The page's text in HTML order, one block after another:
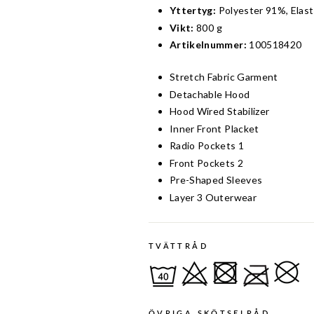
Yttertyg: Polyester 91%,
Vikt: 800 g
Artikelnummer: 100518420
Stretch Fabric Garment
Detachable Hood
Hood Wired Stabilizer
Inner Front Placket
Radio Pockets 1
Front Pockets 2
Pre-Shaped Sleeves
Layer 3 Outerwear
TVÄTTRÅD